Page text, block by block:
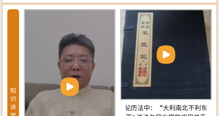
知
识
讲
论历法中：“大利南北不利东